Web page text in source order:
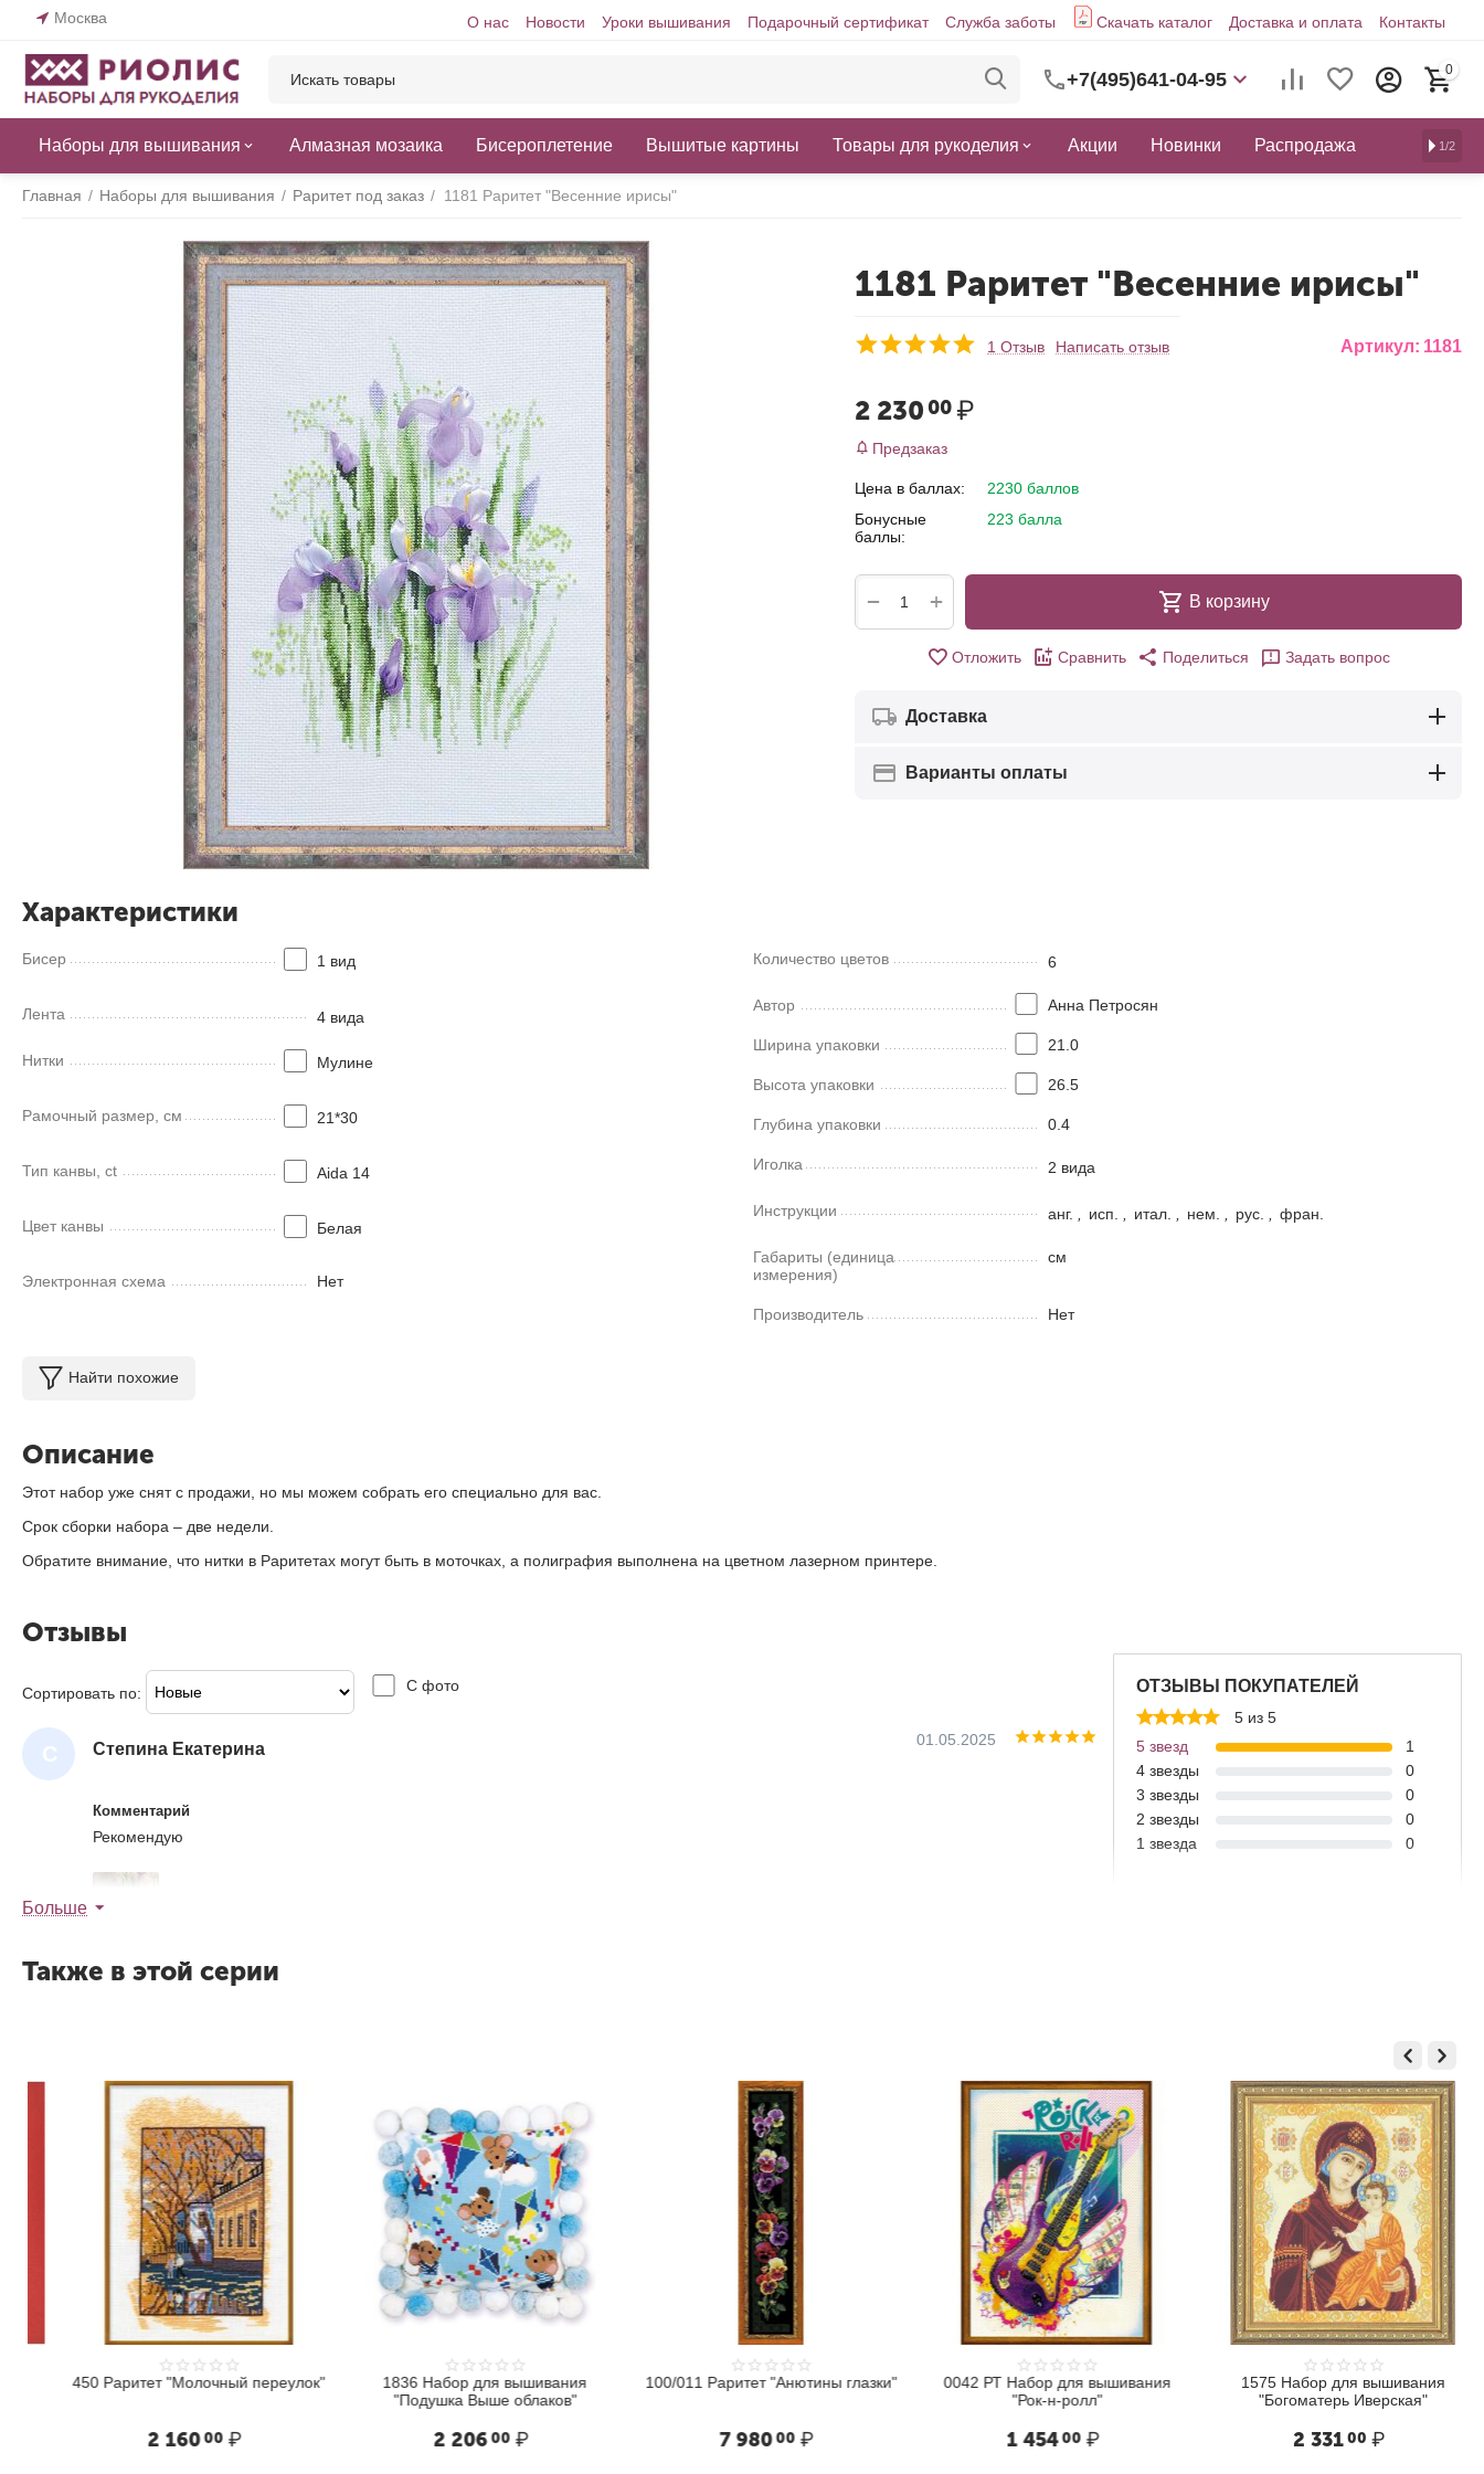
Москва О нас Новости Уроки вышивания Подарочный сертификат Служба заботы Скачать каталог Доставка и оплата Контакты
+7(495)641-04-95 0
Наборы для вышивания Алмазная мозаика Бисероплетение Вышитые картины Товары для рукоделия Акции Новинки Распродажа 1/2
Главная / Наборы для вышивания / Раритет под заказ / 1181 Раритет "Весенние ирисы"
1181 Раритет "Весенние ирисы"
1 Отзыв Написать отзыв Артикул: 1181
2 230 00₽
Предзаказ
Цена в баллах:
2230 баллов
Бонусные
баллы:
223 балла
+
− В корзину
Отложить Сравнить Поделиться Задать вопрос
Доставка
Варианты оплаты
Характеристики
Бисер 1 вид
Лента 4 вида
Нитки Мулинe
Рамочный размер, см 21*30
Тип канвы, ct Aida 14
Цвет канвы Белая
Электронная схема Нет
Количество цветов 6
Автор Анна Петросян
Ширина упаковки 21.0
Высота упаковки 26.5
Глубина упаковки 0.4
Иголка 2 вида
Инструкции анг. исп. итал. нем. рус. фран.
Габариты (единица
измерения)
см
Производитель Нет
Найти похожие
Описание
Этот набор уже снят с продажи, но мы можем собрать его специально для вас.
Срок сборки набора – две недели.
Обратите внимание, что нитки в Раритетах могут быть в моточках, а полиграфия выполнена на цветном лазерном принтере.
Отзывы
ОТЗЫВЫ ПОКУПАТЕЛЕЙ
5 из 5
5 звезд
1
4 звезды
0
3 звезды
0
2 звезды
0
1 звезда
0
Сортировать по: С фото
С
Т
К
Степина Екатерина 01.05.2025
Комментарий
Рекомендую
Был ли отзыв полезным?
Написать отзыв
Больше
Также в этой серии
450 Раритет "Молочный переулок"
2 160 00 ₽
1836 Набор для вышивания
"Подушка Выше облаков"
2 20600 ₽
100/011 Раритет "Анютины глазки"
7 980 00 ₽
0042 РТ Набор для вышивания
"Рок-н-ролл"
1 45400 ₽
1575 Набор для вышивания
"Богоматерь Иверская"
2 33100 ₽